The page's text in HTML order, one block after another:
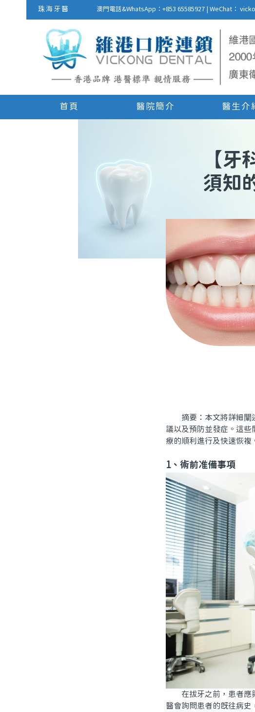
珠海牙醫 澳門電話&WhatsApp：+853 65585927 | WeChat：
首頁 醫院簡介 醫生介
【牙
須知
摘要：本文將詳細闡述
議以及預防並發症。這
療的順利進行及快速恢複
1、術前准備事項
在拔牙之前，患者應與
醫會詢問患者的既往病